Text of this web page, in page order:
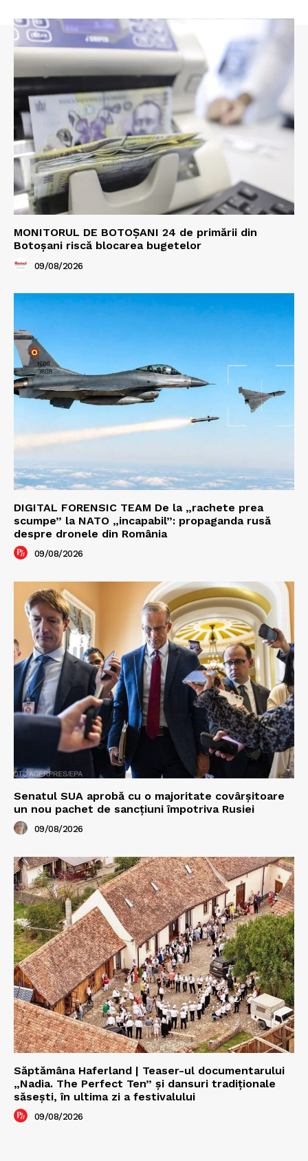
MONITORUL DE BOTOȘANI 24 de primării din
Botoșani riscă blocarea bugetelor
09/08/2026
DIGITAL FORENSIC TEAM De la „rachete prea
scumpe” la NATO „incapabil”: propaganda rusă
despre dronele din România
09/08/2026
Senatul SUA aprobă cu o majoritate covârșitoare
un nou pachet de sancțiuni împotriva Rusiei
09/08/2026
Săptămâna Haferland | Teaser-ul documentarului
„Nadia. The Perfect Ten” şi dansuri tradiţionale
săseşti, în ultima zi a festivalului
09/08/2026